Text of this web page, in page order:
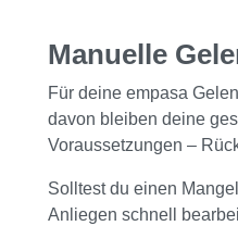
Manuelle
Für deine empasa
davon bleiben deine
Voraussetzungen –
Solltest du einen
Anliegen schnell